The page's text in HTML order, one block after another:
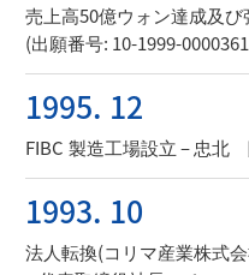
売上高50億ウォン達成及
(出願番号: 10-1999-
1995. 12
FIBC 製造工場設立 – 忠
1993. 10
法人転換(コリマ産業株式